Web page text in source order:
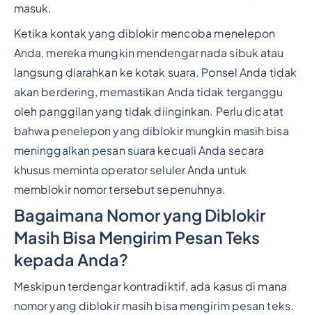
masuk.
Ketika kontak yang diblokir mencoba menelepon
Anda, mereka mungkin mendengar nada sibuk atau
langsung diarahkan ke kotak suara. Ponsel Anda tidak
akan berdering, memastikan Anda tidak terganggu
oleh panggilan yang tidak diinginkan. Perlu dicatat
bahwa penelepon yang diblokir mungkin masih bisa
meninggalkan pesan suara kecuali Anda secara
khusus meminta operator seluler Anda untuk
memblokir nomor tersebut sepenuhnya.
Bagaimana Nomor yang Diblokir
Masih Bisa Mengirim Pesan Teks
kepada Anda?
Meskipun terdengar kontradiktif, ada kasus di mana
nomor yang diblokir masih bisa mengirim pesan teks.